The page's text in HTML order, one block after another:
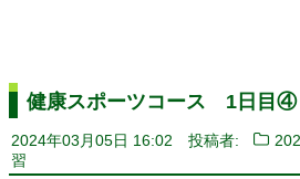
健康スポーツコース 1日目④
2024年03月05日 16:02 投稿者:
習